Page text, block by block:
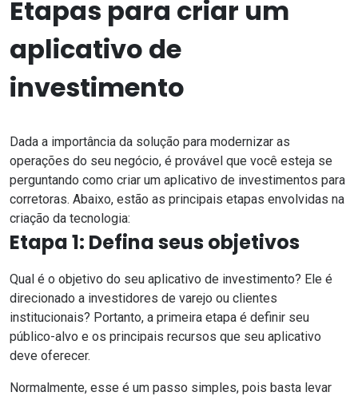
Etapas para criar um
aplicativo de
investimento
Dada a importância da solução para modernizar as
operações do seu negócio, é provável que você esteja se
perguntando como criar um aplicativo de investimentos para
corretoras. Abaixo, estão as principais etapas envolvidas na
criação da tecnologia:
Etapa 1: Defina seus objetivos
Qual é o objetivo do seu aplicativo de investimento? Ele é
direcionado a investidores de varejo ou clientes
institucionais? Portanto, a primeira etapa é definir seu
público-alvo e os principais recursos que seu aplicativo
deve oferecer.
Normalmente, esse é um passo simples, pois basta levar